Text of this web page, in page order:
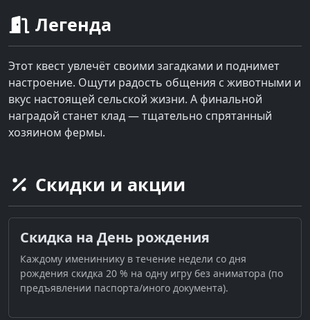
Легенда
Этот квест увлечёт своими загадками и поднимет
настроение. Ощути радость общения с животными и
вкус настоящей сельской жизни. А финальной
наградой станет клад — тщательно спрятанный
хозяином фермы.
Скидки и акции
Скидка на День рождения
Каждому имениннику в течение недели со дня
рождения скидка 20 % на одну игру без аниматора (по
предъявлении паспорта/иного документа).